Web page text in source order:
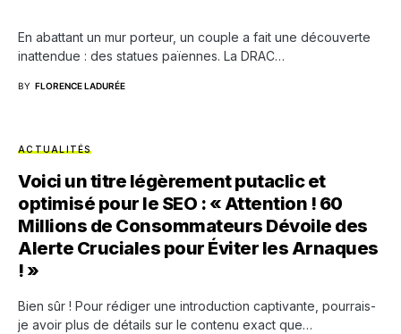
En abattant un mur porteur, un couple a fait une découverte
inattendue : des statues païennes. La DRAC…
BY FLORENCE LADURÉE
ACTUALITÉS
Voici un titre légèrement putaclic et
optimisé pour le SEO : « Attention ! 60
Millions de Consommateurs Dévoile des
Alerte Cruciales pour Éviter les Arnaques
! »
Bien sûr ! Pour rédiger une introduction captivante, pourrais-
je avoir plus de détails sur le contenu exact que…